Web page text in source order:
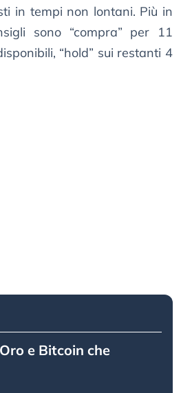
in tempi non lontani. Più in
sono “compra” per 11
“hold” sui restanti 4
e Bitcoin che